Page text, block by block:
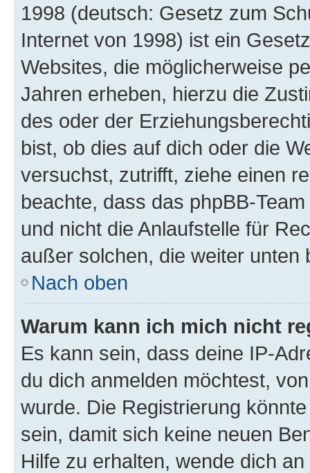
1998 (deutsch: Gesetz zum
Internet von 1998) ist ein
Websites, die möglicherweise
Jahren erheben, hierzu die
des oder der
bist, ob dies auf dich oder die
versuchst, zutrifft, ziehe einen
beachte, dass das phpBB-
und nicht die Anlaufstelle für
außer solchen, die weiter unten
Nach oben
Warum kann ich mich nicht
Es kann sein, dass deine IP-
du dich anmelden möchtest,
wurde. Die Registrierung
sein, damit sich keine neuen
Hilfe zu erhalten, wende dich